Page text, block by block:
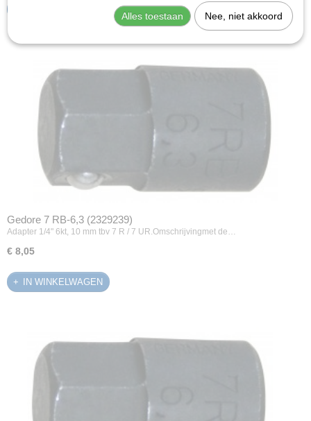
Gedore 7 RB-6,3 (2329239)
Adapter 1/4" 6kt, 10 mm tbv 7 R / 7 UR.Omschrijvingmet de…
€ 8,05
IN WINKELWAGEN
Alles toestaan Nee, niet akkoord